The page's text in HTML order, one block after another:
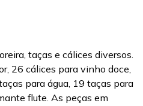
taças e cálices diversos.
26 cálices para vinho doce,
para água, 19 taças para
flute. As peças em